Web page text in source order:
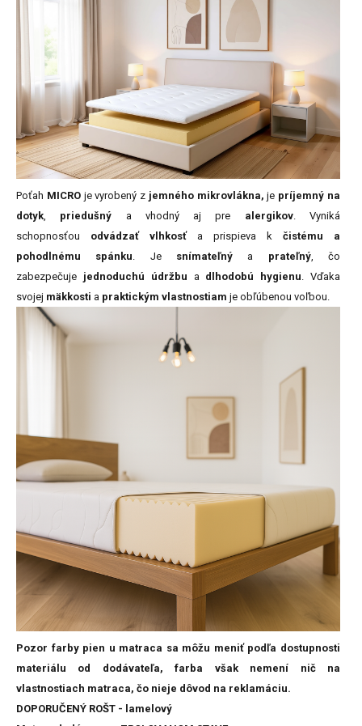
Poťah MICROje vyrobený z jemného mikrovlákna, je príjemný na
dotyk
priedušný a vhodný aj pre alergikov. Vyniká
schopnosťou odvádzať vlhkosťa prispieva k čistému a
pohodlnému spánku . Je snímateľný a prateľný, čo
zabezpečuje jednoduchú údržbu a dlhodobú hygienu . Vďaka
svojej mäkkosti a praktickým vlastnostiam je obľúbenou voľbou.
Pozor farby pien u matraca sa môžu meniť podľa dostupnosti
materiálu od dodávateľa, farba však nemení nič na
vlastnostiach matraca, čo nieje dôvod na reklamáciu.
DOPORUČENÝ ROŠT - lamelový